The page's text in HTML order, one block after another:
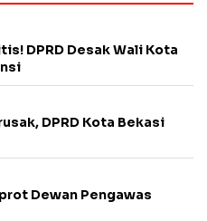
DPRD Desak Wali Kota
DPRD Kota Bekasi
Dewan Pengawas